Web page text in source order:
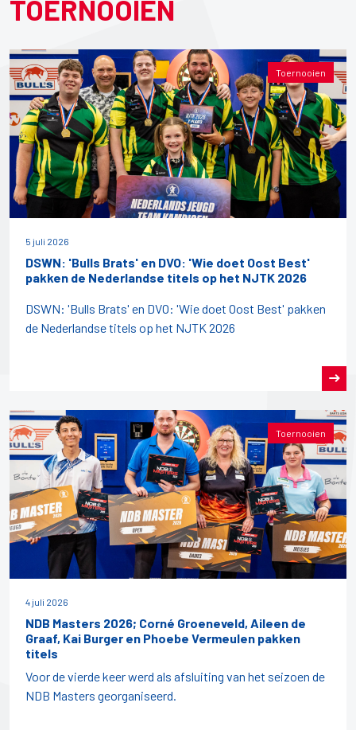
TOERNOOIEN
Toernooien
5 juli 2026
DSWN: 'Bulls Brats' en DVO: 'Wie doet Oost Best'
pakken de Nederlandse titels op het NJTK 2026
DSWN: 'Bulls Brats' en DVO: 'Wie doet Oost Best' pakken
de Nederlandse titels op het NJTK 2026
Toernooien
4 juli 2026
NDB Masters 2026; Corné Groeneveld, Aileen de
Graaf, Kai Burger en Phoebe Vermeulen pakken
titels
Voor de vierde keer werd als afsluiting van het seizoen de
NDB Masters georganiseerd.